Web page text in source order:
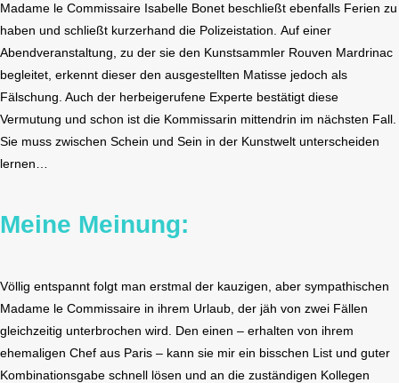
Madame le Commissaire Isabelle Bonet beschließt ebenfalls Ferien zu
haben und schließt kurzerhand die Polizeistation. Auf einer
Abendveranstaltung, zu der sie den Kunstsammler Rouven Mardrinac
begleitet, erkennt dieser den ausgestellten Matisse jedoch als
Fälschung. Auch der herbeigerufene Experte bestätigt diese
Vermutung und schon ist die Kommissarin mittendrin im nächsten Fall.
Sie muss zwischen Schein und Sein in der Kunstwelt unterscheiden
lernen…
Meine Meinung:
Völlig entspannt folgt man erstmal der kauzigen, aber sympathischen
Madame le Commissaire in ihrem Urlaub, der jäh von zwei Fällen
gleichzeitig unterbrochen wird. Den einen – erhalten von ihrem
ehemaligen Chef aus Paris – kann sie mir ein bisschen List und guter
Kombinationsgabe schnell lösen und an die zuständigen Kollegen